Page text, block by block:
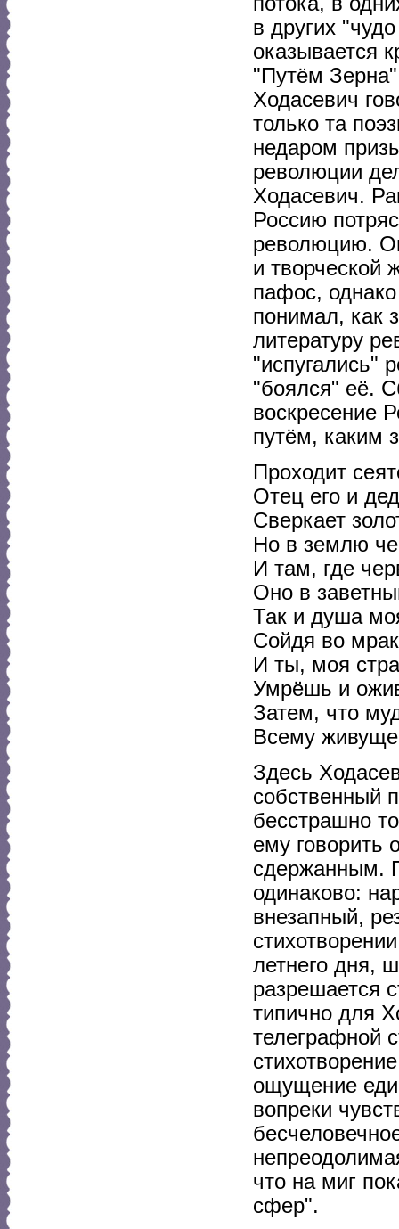
в других
оказывается
"Путём
Ходасевич
только та
недаром
революции
Ходасевич.
Россию
революцию.
и творческой
пафос,
понимал, как
литературу
"испугались"
"боялся" её.
воскресение
путём, каким
Проходит
Отец его и
Сверкает
Но в землю
И там, где
Оно в
Так и душа
Сойдя во
И ты, моя
Умрёшь и
Затем, что
Всему
Здесь
собственный
бесстрашно
ему говорить
сдержанным.
одинаково:
внезапный,
летнего дня,
разрешается
типично для
телеграфной
ощущение
вопреки
что на миг
сфер".